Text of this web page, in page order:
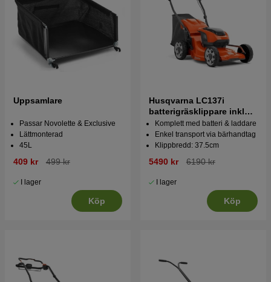
Uppsamlare
Passar Novolette & Exclusive
Lättmonterad
45L
409 kr 499 kr
I lager
Köp
Husqvarna LC137i
batterigräsklippare inkl
batteri & laddare
Komplett med batteri & laddare
Enkel transport via bärhandtag
Klippbredd: 37.5cm
5490 kr 6190 kr
I lager
Köp